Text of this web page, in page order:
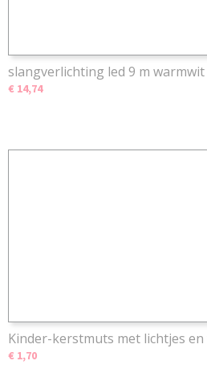
slangverlichting led 9 m warmwit
€ 14,74
Kinder-kerstmuts met lichtjes en
€ 1,70